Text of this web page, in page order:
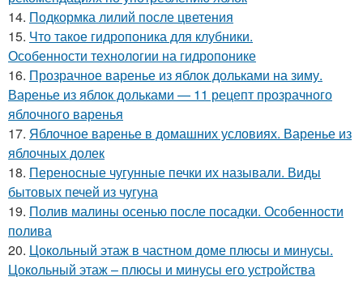
14. Подкормка лилий после цветения
15. Что такое гидропоника для клубники.
Особенности технологии на гидропонике
16. Прозрачное варенье из яблок дольками на зиму.
Варенье из яблок дольками — 11 рецепт прозрачного
яблочного варенья
17. Яблочное варенье в домашних условиях. Варенье из
яблочных долек
18. Переносные чугунные печки их называли. Виды
бытовых печей из чугуна
19. Полив малины осенью после посадки. Особенности
полива
20. Цокольный этаж в частном доме плюсы и минусы.
Цокольный этаж – плюсы и минусы его устройства